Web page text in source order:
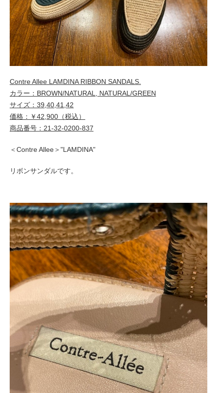
Contre Allee LAMDINA RIBBON SANDALS.
カラー：BROWN/NATURAL, NATURAL/GREEN
サイズ：39,40,41,42
価格：￥42,900（税込）
商品番号：21-32-0200-837
＜Contre Allee＞"LAMDINA"
リボンサンダルです。